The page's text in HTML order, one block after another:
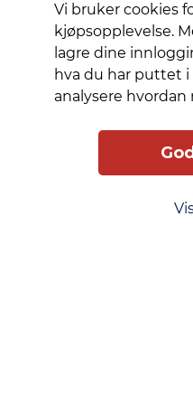
Vi bruker cookies
kjøpsopplevelse.
lagre dine
hva du har puttet
analysere